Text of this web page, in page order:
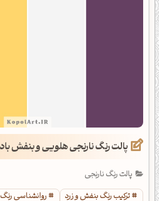
پالت رنگ نارنجی هلویی و بنفش
پالت رنگ نارنجی
ترکیب رنگ بنفش و زرد
روانشناسی